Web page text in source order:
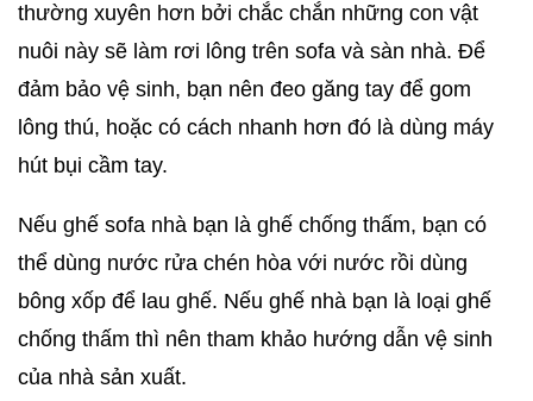
thường xuyên hơn bởi chắc chắn những con vật
nuôi này sẽ làm rơi lông trên sofa và sàn nhà. Để
đảm bảo vệ sinh, bạn nên đeo găng tay để gom
lông thú, hoặc có cách nhanh hơn đó là dùng máy
hút bụi cầm tay.
Nếu ghế sofa nhà bạn là ghế chống thấm, bạn có
thể dùng nước rửa chén hòa với nước rồi dùng
bông xốp để lau ghế. Nếu ghế nhà bạn là loại ghế
chống thấm thì nên tham khảo hướng dẫn vệ sinh
của nhà sản xuất.